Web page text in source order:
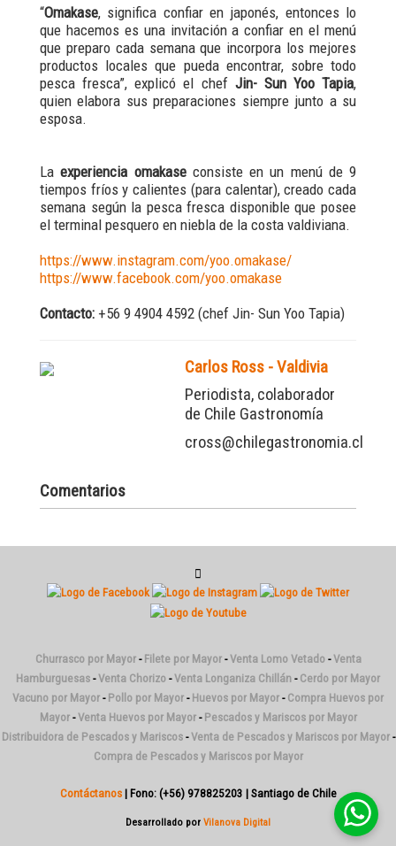
“Omakase, significa confiar en japonés, entonces lo
que hacemos es una invitación a confiar en el menú
que preparo cada semana que incorpora los mejores
productos locales que pueda encontrar, sobre todo
pesca fresca”, explicó el chef Jin- Sun Yoo Tapia,
quien elabora sus preparaciones siempre junto a su
esposa.
Laexperiencia omakaseconsiste en un menú de 9
tiempos fríos y calientes (para calentar), creado cada
semana según la pesca fresca disponible que posee
el terminal pesquero en niebla de la costa valdiviana.
https://www.instagram.com/yoo.omakase/
https://www.facebook.com/yoo.omakase
Contacto: +56 9 4904 4592 (chef Jin- Sun Yoo Tapia)
Carlos Ross - Valdivia
Periodista, colaborador
de Chile Gastronomía
cross@chilegastronomia.cl
Comentarios
Churrasco por Mayor- Filete por Mayor-Venta Lomo Vetado-Venta
Hamburguesas -Venta Chorizo -Venta Longaniza Chillán - Cerdo por Mayor
Vacuno por Mayor - Pollo por Mayor - Huevos por Mayor - Compra Huevos por
Mayor-Venta Huevos por Mayor- Pescados y Mariscos por Mayor
Distribuidora de Pescados y Mariscos-Venta de Pescados y Mariscos por Mayor-
Compra de Pescados y Mariscos por Mayor
Contáctanos| Fono: (+56) 978825203 | Santiago de Chile
Desarrollado por Vilanova Digital